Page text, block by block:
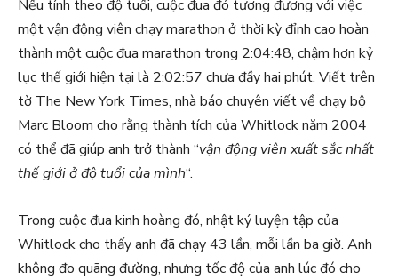
Nếu tính theo độ tuổi, cuộc đua đó tương đương với việc
một vận động viên chạy marathon ở thời kỳ đỉnh cao hoàn
thành một cuộc đua marathon trong 2:04:48, chậm hơn kỷ
lục thế giới hiện tại là 2:02:57 chưa đầy hai phút. Viết trên
tờ The New York Times, nhà báo chuyên viết về chạy bộ
Marc Bloom cho rằng thành tích của Whitlock năm 2004
có thể đã giúp anh trở thành “vận động viên xuất sắc nhất
thế giới ở độ tuổi của mình“.
Trong cuộc đua kinh hoàng đó, nhật ký luyện tập của
Whitlock cho thấy anh đã chạy 43 lần, mỗi lần ba giờ. Anh
không đo quãng đường, nhưng tốc độ của anh lúc đó cho